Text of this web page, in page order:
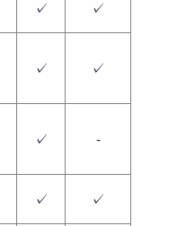
✓
✓
✓ ✓
✓ -
✓
✓